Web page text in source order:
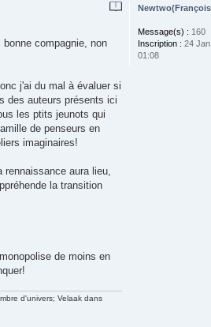
compagnie, non
j'ai du mal à évaluer si
des auteurs présents ici
les ptits jeunots qui
de penseurs en
imaginaires!
aura lieu,
la transition
de moins en
d'univers; Velaak dans
Message(s) : 160
Inscription : 24 Jan
01:08